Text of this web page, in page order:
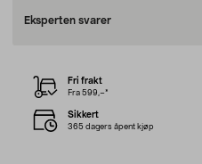
Eksperten svarer
Fri frakt
Fra 599,–*
Sikkert
365 dagers åpent kjøp